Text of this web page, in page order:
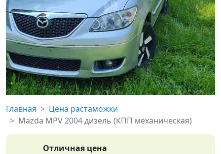
Главная
Цена растаможки
Mazda MPV 2004 дизель (КПП механическая)
Отличная цена